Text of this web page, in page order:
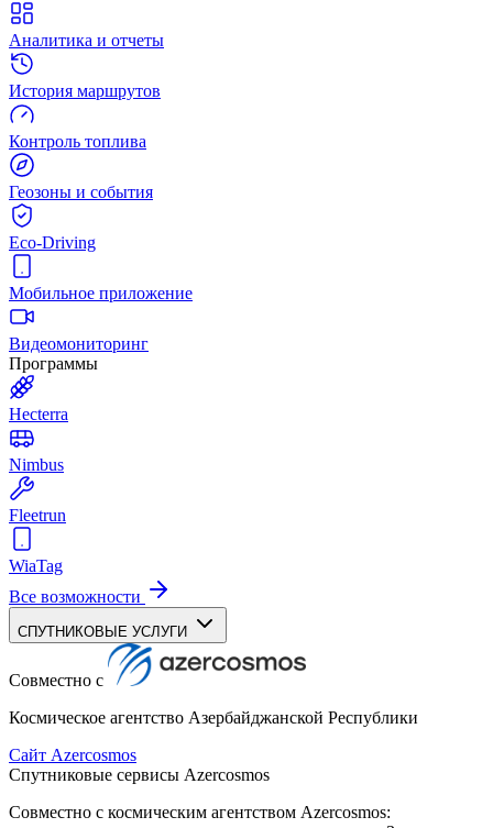
Аналитика и отчеты
История маршрутов
Контроль топлива
Геозоны и события
Eco-Driving
Мобильное приложение
Видеомониторинг
Программы
Hecterra
Nimbus
Fleetrun
WiaTag
Все возможности
СПУТНИКОВЫЕ УСЛУГИ
Совместно с
Космическое агентство Азербайджанской Республики
Сайт Azercosmos
Спутниковые сервисы Azercosmos
Совместно с космическим агентством Azercosmos: